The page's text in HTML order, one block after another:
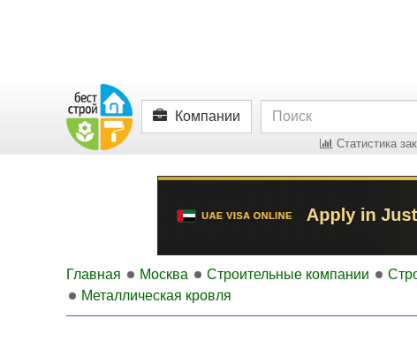
Компании
Статистика
Главная Москва Строительные компании
Металлическая кровля